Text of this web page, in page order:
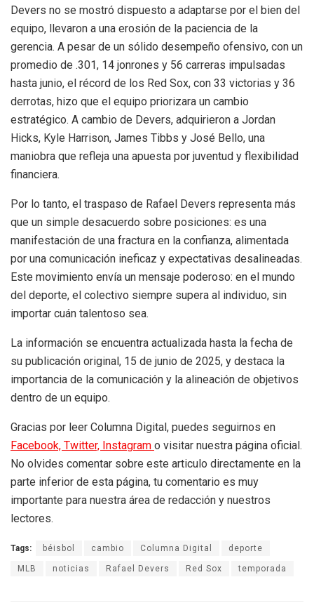
Devers no se mostró dispuesto a adaptarse por el bien del
equipo, llevaron a una erosión de la paciencia de la
gerencia. A pesar de un sólido desempeño ofensivo, con un
promedio de .301, 14 jonrones y 56 carreras impulsadas
hasta junio, el récord de los Red Sox, con 33 victorias y 36
derrotas, hizo que el equipo priorizara un cambio
estratégico. A cambio de Devers, adquirieron a Jordan
Hicks, Kyle Harrison, James Tibbs y José Bello, una
maniobra que refleja una apuesta por juventud y flexibilidad
financiera.
Por lo tanto, el traspaso de Rafael Devers representa más
que un simple desacuerdo sobre posiciones: es una
manifestación de una fractura en la confianza, alimentada
por una comunicación ineficaz y expectativas desalineadas.
Este movimiento envía un mensaje poderoso: en el mundo
del deporte, el colectivo siempre supera al individuo, sin
importar cuán talentoso sea.
La información se encuentra actualizada hasta la fecha de
su publicación original, 15 de junio de 2025, y destaca la
importancia de la comunicación y la alineación de objetivos
dentro de un equipo.
Gracias por leer Columna Digital, puedes seguirnos en
Facebook, Twitter, Instagram o visitar nuestra página oficial.
No olvides comentar sobre este articulo directamente en la
parte inferior de esta página, tu comentario es muy
importante para nuestra área de redacción y nuestros
lectores.
Tags: béisbol cambio Columna Digital deporte
MLB noticias Rafael Devers Red Sox temporada